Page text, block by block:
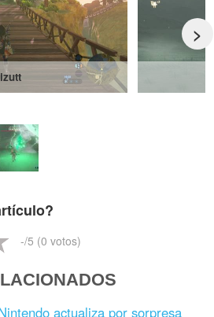
>
-/5 (0 votos)
actualiza por sorpresa